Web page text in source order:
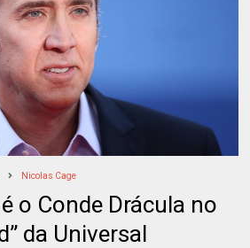
Nicolas Cage
o Conde Drácula no
da Universal